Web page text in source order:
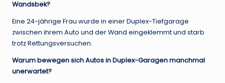
Wandsbek?
Eine 24-jährige Frau wurde in einer Duplex-Tiefgarage
zwischen ihrem Auto und der Wand eingeklemmt und starb
trotz Rettungsversuchen.
Warum bewegen sich Autos in Duplex-Garagen manchmal
unerwartet?